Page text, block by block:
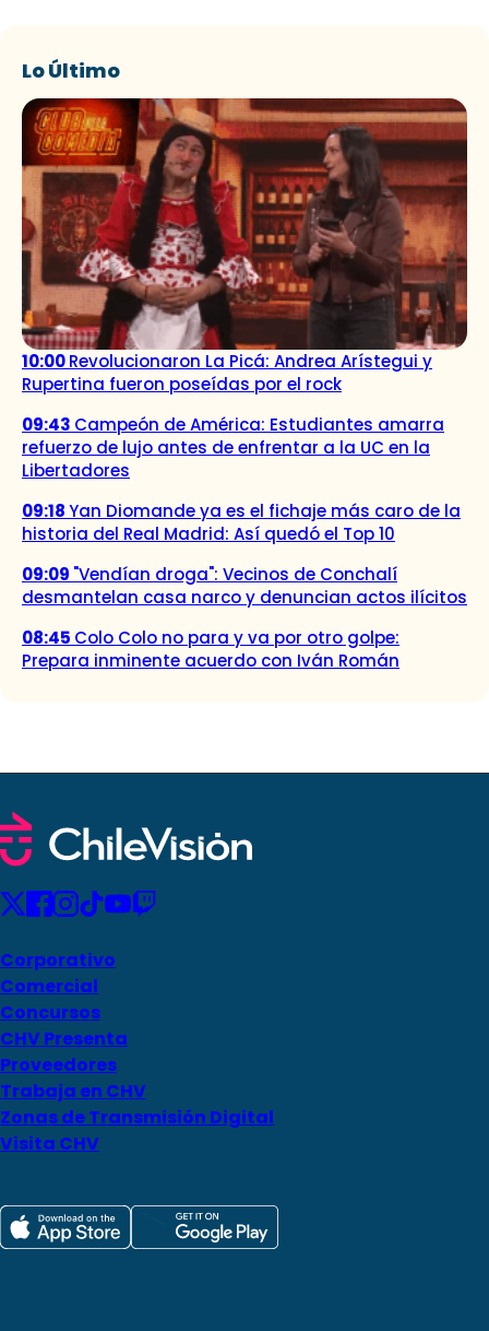
Lo Último
10:00Revolucionaron La Picá: Andrea Arístegui y
Rupertina fueron poseídas por el rock
09:43 Campeón de América: Estudiantes amarra
refuerzo de lujo antes de enfrentar a la UC en la
Libertadores
09:18Yan Diomande ya es el fichaje más caro de la
historia del Real Madrid: Así quedó el Top 10
09:09 "Vendían droga": Vecinos de Conchalí
desmantelan casa narco y denuncian actos ilícitos
08:45 Colo Colo no para y va por otro golpe:
Prepara inminente acuerdo con Iván Román
Corporativo
Comercial
Concursos
CHV Presenta
Proveedores
Trabaja en CHV
Zonas de Transmisión Digital
Visita CHV